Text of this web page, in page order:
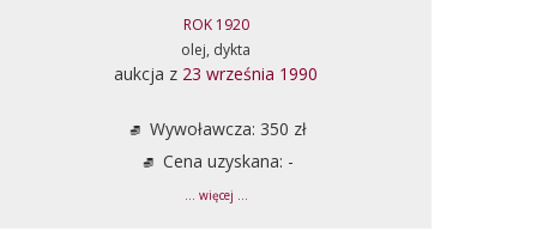
ROK 1920
olej, dykta
aukcja z 23 września 1990
Wywoławcza: 350 zł
Cena uzyskana: -
... więcej ...